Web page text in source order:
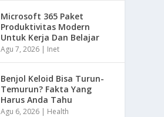
Microsoft 365 Paket
Produktivitas Modern
Untuk Kerja Dan Belajar
Agu 7, 2026 | Inet
Benjol Keloid Bisa Turun-
Temurun? Fakta Yang
Harus Anda Tahu
Agu 6, 2026 | Health